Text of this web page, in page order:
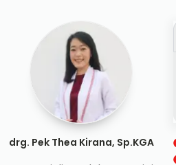
drg. Pek Thea Kirana, Sp.KGA